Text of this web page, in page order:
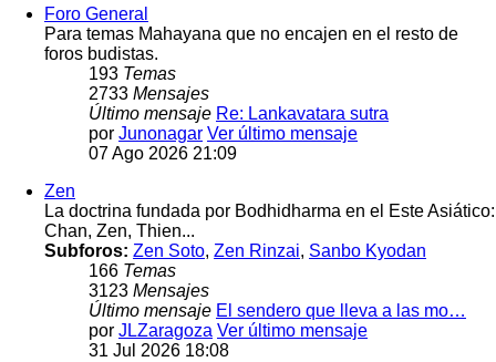
Foro General
Para temas Mahayana que no encajen en el resto de
foros budistas.
193 Temas
2733 Mensajes
Último mensaje Re: Lankavatara sutra
por Junonagar Ver último mensaje
07 Ago 2026 21:09
Zen
La doctrina fundada por Bodhidharma en el Este Asiático:
Chan, Zen, Thien...
Subforos: Zen Soto, Zen Rinzai, Sanbo Kyodan
166 Temas
3123 Mensajes
Último mensaje El sendero que lleva a las mo…
por JLZaragoza Ver último mensaje
31 Jul 2026 18:08